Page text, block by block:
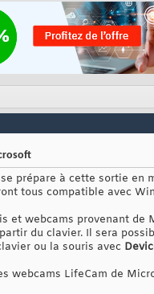
prépare à cette sortie en
tous compatible avec
et webcams provenant de
du clavier. Il sera
ou la souris avec
webcams LifeCam de